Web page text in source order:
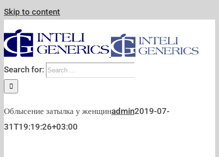
Skip to content
Search for:
Облысение затылка у женщинadmin2019-07-
31T19:19:26+03:00